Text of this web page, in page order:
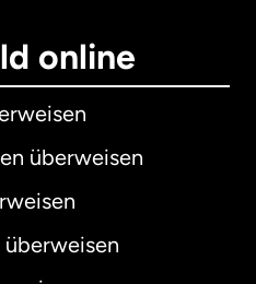
online
überweisen